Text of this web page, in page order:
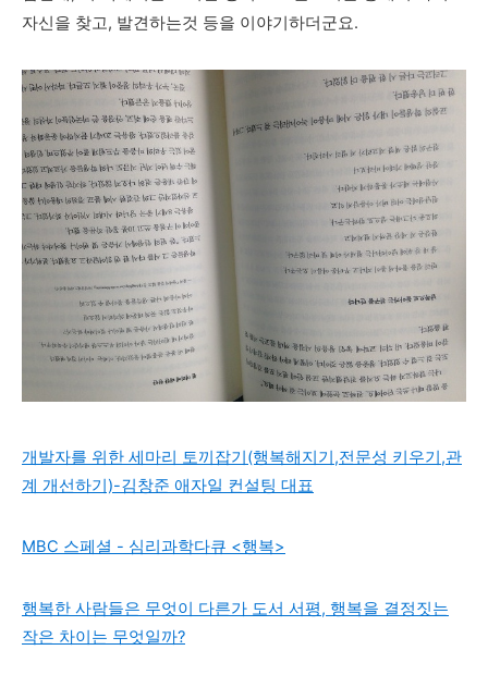
자신을 찾고, 발견하는것 등을 이야기하더군요.
개발자를 위한 세마리 토끼잡기(행복해지기,전문성 키우기,관
계 개선하기)-김창준 애자일 컨설팅 대표
MBC 스페셜 - 심리과학다큐 <행복>
행복한 사람들은 무엇이 다른가 도서 서평, 행복을 결정짓는
작은 차이는 무엇일까?